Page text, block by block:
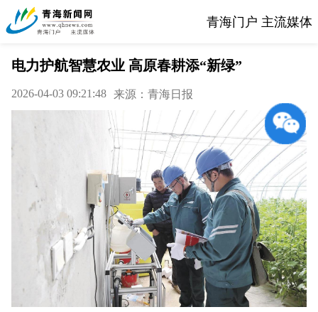
青海门户 主流媒体
电力护航智慧农业 高原春耕添“新绿”
2026-04-03 09:21:48 来源：青海日报